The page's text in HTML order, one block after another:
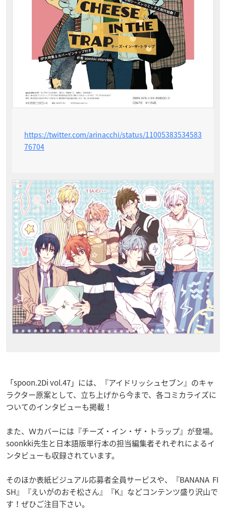
https://twitter.com/arinacchi/status/11005383534583
76704
「spoon.2Di vol.47」には、『アイドリッシュセブン』のキャ
ラクター原案として、立ち上げから今まで、各コミカライズに
ついてのインタビューも掲載！
また、Ｗカバーには『チーズ・イン・ザ・トラップ』が登場。
soonkki先生と日本語版単行本の担当編集者それぞれによるイ
ンタビューも収録されています。
そのほか表紙ビジュアル応募者全員サービスや、『BANANA FI
SH』『えいがのおそ松さん』『K』などコンテンツ盛り沢山で
す！ぜひご注目下さい。